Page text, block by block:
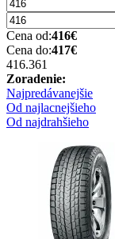
Cena od:416€
Cena do:417€
416.361
Zoradenie:
Najpredávanejšie
Od najlacnejšieho
Od najdrahšieho